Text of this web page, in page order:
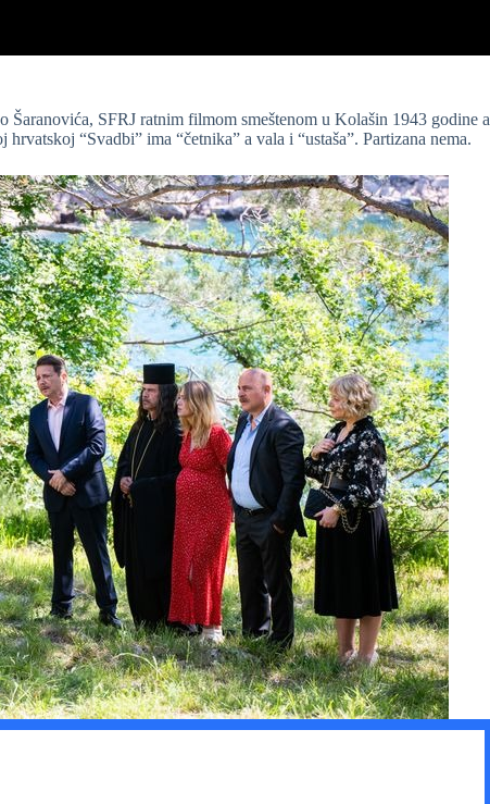
Šaranovića, SFRJ ratnim filmom smeštenom u Kolašin 1943 godine a
“Svadbi” ima “četnika” a vala i “ustaša”. Partizana nema.